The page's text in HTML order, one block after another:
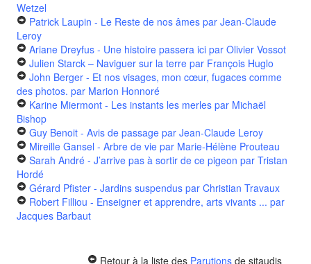
Wetzel
Patrick Laupin - Le Reste de nos âmes par Jean-Claude
Leroy
Ariane Dreyfus - Une histoire passera ici par Olivier Vossot
Julien Starck – Naviguer sur la terre par François Huglo
John Berger - Et nos visages, mon cœur, fugaces comme
des photos. par Marion Honnoré
Karine Miermont - Les instants les merles par Michaël
Bishop
Guy Benoit - Avis de passage par Jean-Claude Leroy
Mireille Gansel - Arbre de vie par Marie-Hélène Prouteau
Sarah André - J’arrive pas à sortir de ce pigeon par Tristan
Hordé
Gérard Pfister - Jardins suspendus par Christian Travaux
Robert Filliou - Enseigner et apprendre, arts vivants ... par
Jacques Barbaut
Retour à la liste des Parutions de sitaudis